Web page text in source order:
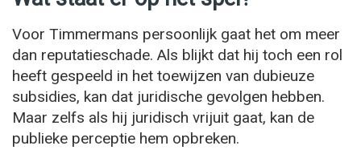
Voor Timmermans persoonlijk gaat het om meer
dan reputatieschade. Als blijkt dat hij toch een rol
heeft gespeeld in het toewijzen van dubieuze
subsidies, kan dat juridische gevolgen hebben.
Maar zelfs als hij juridisch vrijuit gaat, kan de
publieke perceptie hem opbreken.